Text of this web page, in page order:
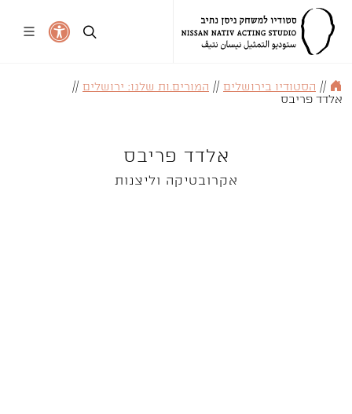
// הסטודיו בירושלים // המורים.ות שלנו: ירושלים //
אלדד פריבס
אלדד פריבס
אקרובטיקה וליצנות